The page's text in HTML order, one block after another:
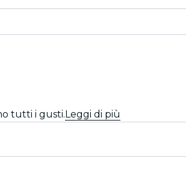
tutti i gusti.Leggi di più